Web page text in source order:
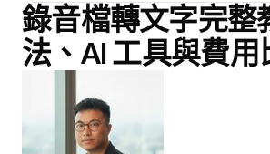
錄音檔轉文字完整
法、AI 工具與費用